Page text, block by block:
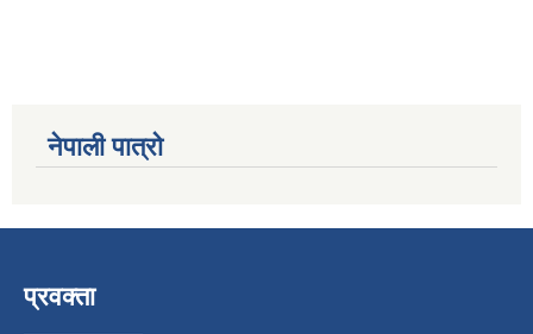
नेपाली पात्रो
प्रवक्ता